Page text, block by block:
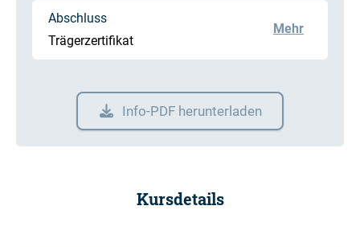
Abschluss
Trägerzertifikat
Mehr
Info-PDF herunterladen
Kursdetails